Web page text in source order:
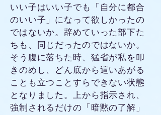
いい子はいい子でも「自分に都合
のいい子」になって欲しかったの
ではないか。辞めていった部下た
ちも、同じだったのではないか。
そう腹に落ちた時、猛省が私を叩
きのめし、どん底から這いあがる
ことも立つことすらできない状態
となりました。上から指示され、
強制されるだけの「暗黙の了解」